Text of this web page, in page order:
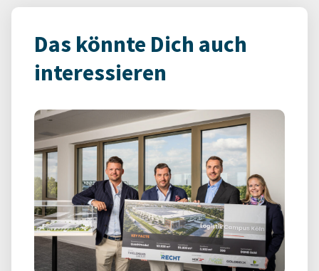
Das könnte Dich auch
interessieren